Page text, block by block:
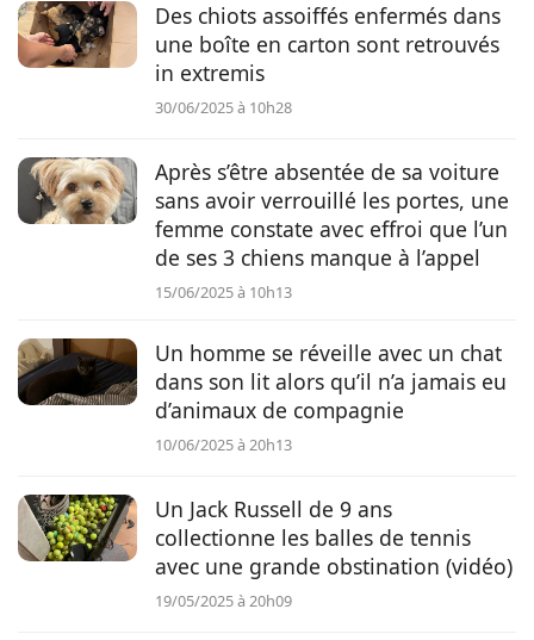
Des chiots assoiffés enfermés dans
une boîte en carton sont retrouvés
in extremis
30/06/2025 à 10h28
Après s’être absentée de sa voiture
sans avoir verrouillé les portes, une
femme constate avec effroi que l’un
de ses 3 chiens manque à l’appel
15/06/2025 à 10h13
Un homme se réveille avec un chat
dans son lit alors qu’il n’a jamais eu
d’animaux de compagnie
10/06/2025 à 20h13
Un Jack Russell de 9 ans
collectionne les balles de tennis
avec une grande obstination (vidéo)
19/05/2025 à 20h09